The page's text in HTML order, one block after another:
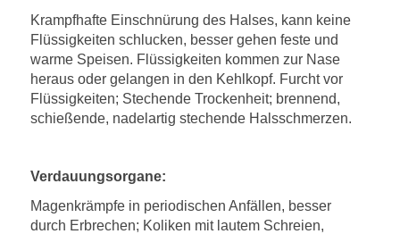
Krampfhafte Einschnürung des Halses, kann keine
Flüssigkeiten schlucken, besser gehen feste und
warme Speisen. Flüssigkeiten kommen zur Nase
heraus oder gelangen in den Kehlkopf. Furcht vor
Flüssigkeiten; Stechende Trockenheit; brennend,
schießende, nadelartig stechende Halsschmerzen.
Verdauungsorgane:
Magenkrämpfe in periodischen Anfällen, besser
durch Erbrechen; Koliken mit lautem Schreien,